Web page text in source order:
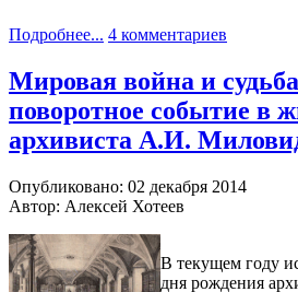
Подробнее... 4 комментариев
Мировая война и
поворотное событие в
архивиста А.И.
Опубликовано: 02 декабря 2014
Автор: Алексей Хотеев
В текущем году
дня рождения